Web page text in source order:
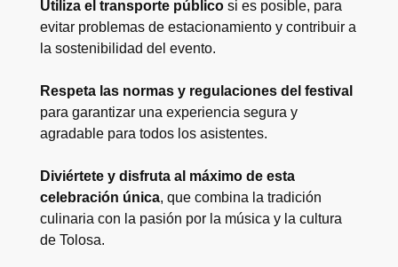
Utiliza el transporte públicosi es posible, para
evitar problemas de estacionamiento y contribuir a
la sostenibilidad del evento.
Respeta las normas y regulaciones del festival
para garantizar una experiencia segura y
agradable para todos los asistentes.
Diviértete y disfruta al máximo de esta
celebración única, que combina la tradición
culinaria con la pasión por la música y la cultura
de Tolosa.